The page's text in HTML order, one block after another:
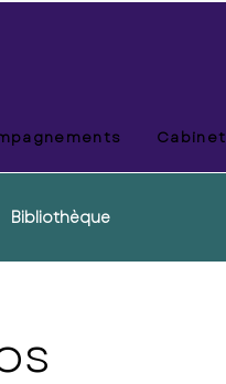
Cabinet
Bibliothèque